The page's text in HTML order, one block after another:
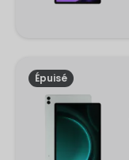
Épuisé